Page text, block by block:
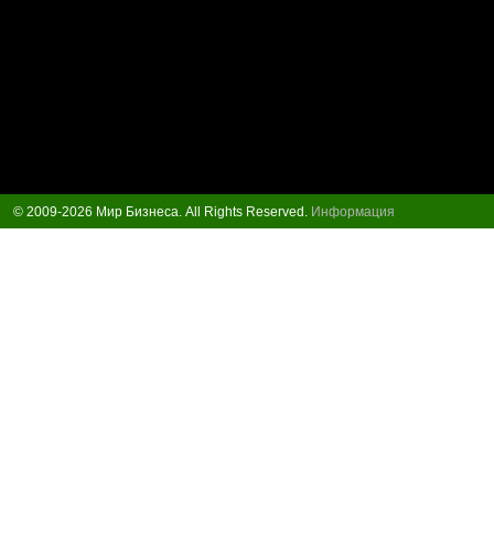
© 2009-2026 Мир Бизнеса. All Rights Reserved. Информация